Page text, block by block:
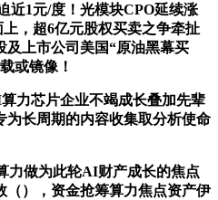
近1元/度！光模块CPO延续涨
，超6亿元股权买卖之争牵扯
及上市公司美国“原油黑幕买
或镜像！
芯片企业不竭成长叠加先辈
为长周期的内容收集取分析使命
做为此轮AI财产成长的焦点
（），资金抢筹算力焦点资产伊